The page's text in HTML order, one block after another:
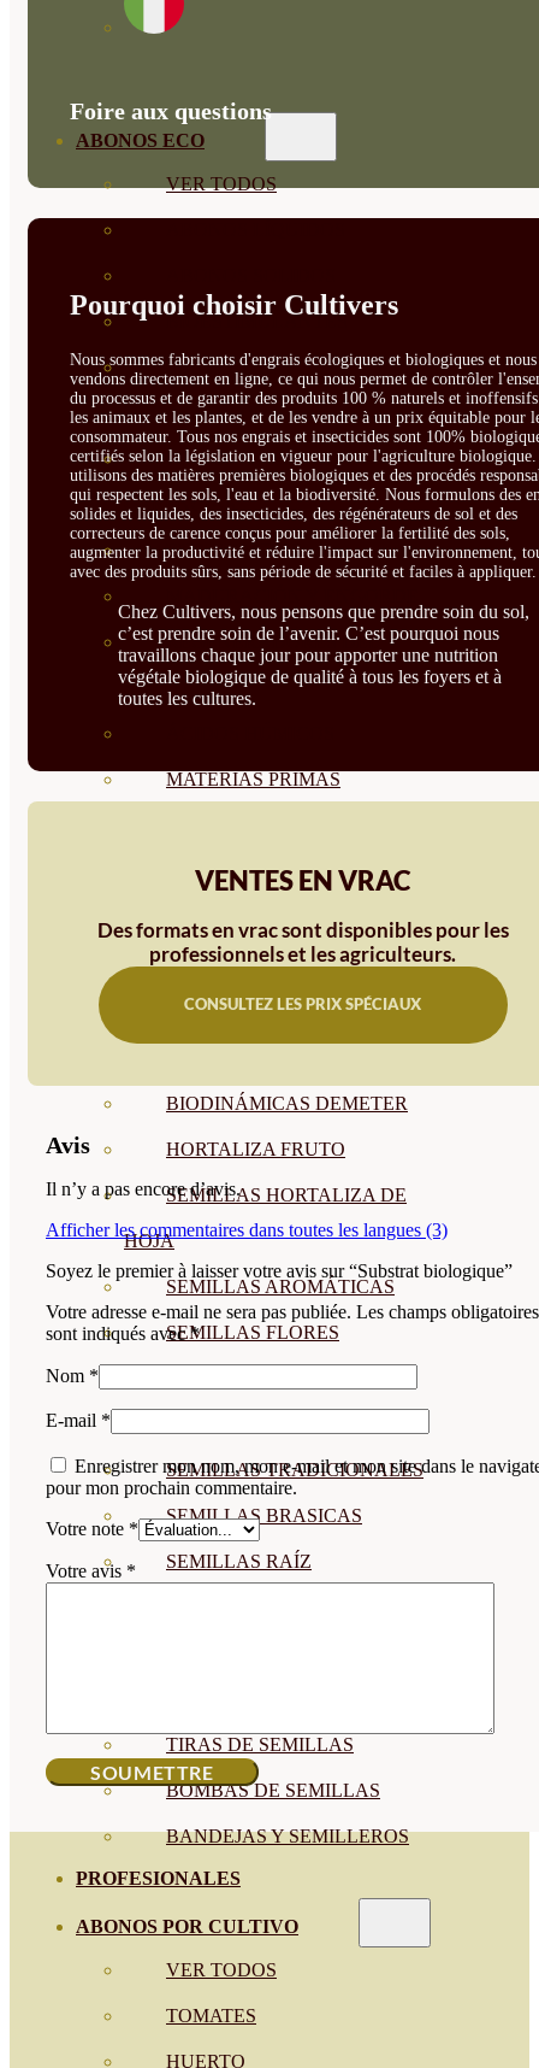
ABONOS ECO
VER TODOS
BIOESTIMULANTES
SUSTRATOS Y
DECORATIVAS
CORRECTORES DE
CARENCIAS
ENRAIZANTES
REGENERADORES DEL
SUELO
MATERIAS PRIMAS
PLANTAS
GROWPUNCH
SEMILLAS
BIODINÁMICAS DEMETER
HORTALIZA FRUTO
SEMILLAS HORTALIZA DE
HOJA
SEMILLAS AROMÁTICAS
SEMILLAS FLORES
SEMILLAS TRADICIONALES
SEMILLAS BRASICAS
SEMILLAS RAÍZ
TIRAS DE SEMILLAS
BOMBAS DE SEMILLAS
BANDEJAS Y SEMILLEROS
PROFESIONALES
ABONOS POR CULTIVO
VER TODOS
TOMATES
HUERTO
Foire aux questions
Pourquoi choisir Cultivers
Nous sommes fabricants d'engrais écologiques et biologiques et nous
vendons directement en ligne, ce qui nous permet de contrôler
du processus et de garantir des produits 100 % naturels et
les animaux et les plantes, et de les vendre à un prix équitable pour
consommateur. Tous nos engrais et insecticides sont 100%
certifiés selon la législation en vigueur pour l'agriculture biologique.
utilisons des matières premières biologiques et des procédés
qui respectent les sols, l'eau et la biodiversité. Nous formulons des
solides et liquides, des insecticides, des régénérateurs de sol et des
correcteurs de carence conçus pour améliorer la fertilité des sols,
augmenter la productivité et réduire l'impact sur l'environnement,
avec des produits sûrs, sans période de sécurité et faciles à appliquer.
Chez Cultivers, nous pensons que prendre soin du sol,
c’est prendre soin de l’avenir. C’est pourquoi nous
travaillons chaque jour pour apporter une nutrition
végétale biologique de qualité à tous les foyers et à
toutes les cultures.
VENTES EN VRAC
Des formats en vrac sont disponibles pour les
professionnels et les agriculteurs.
CONSULTEZ LES PRIX SPÉCIAUX
Avis
Il n’y a pas encore d’avis.
Afficher les commentaires dans toutes les langues (3)
Soyez le premier à laisser votre avis sur “Substrat biologique”
Votre adresse e-mail ne sera pas publiée. Les champs obligatoires
sont indiqués avec*
Nom *
E-mail *
Enregistrer mon nom, mon e-mail et mon site dans le
pour mon prochain commentaire.
Votre note *
Votre avis *